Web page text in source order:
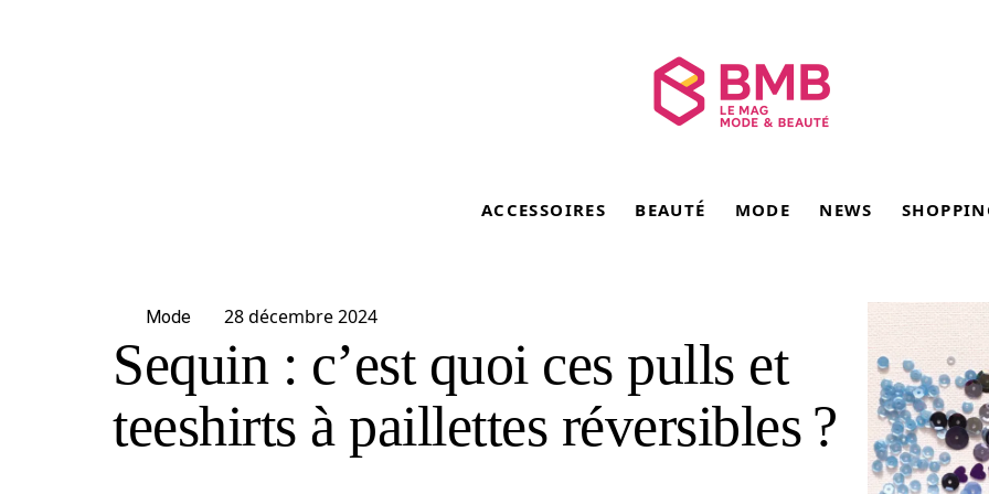
ACCESSOIRES BEAUTÉ MODE NEWS
Mode 28 décembre 2024
Sequin : c’est quoi ces pulls et
teeshirts à paillettes réversibles ?